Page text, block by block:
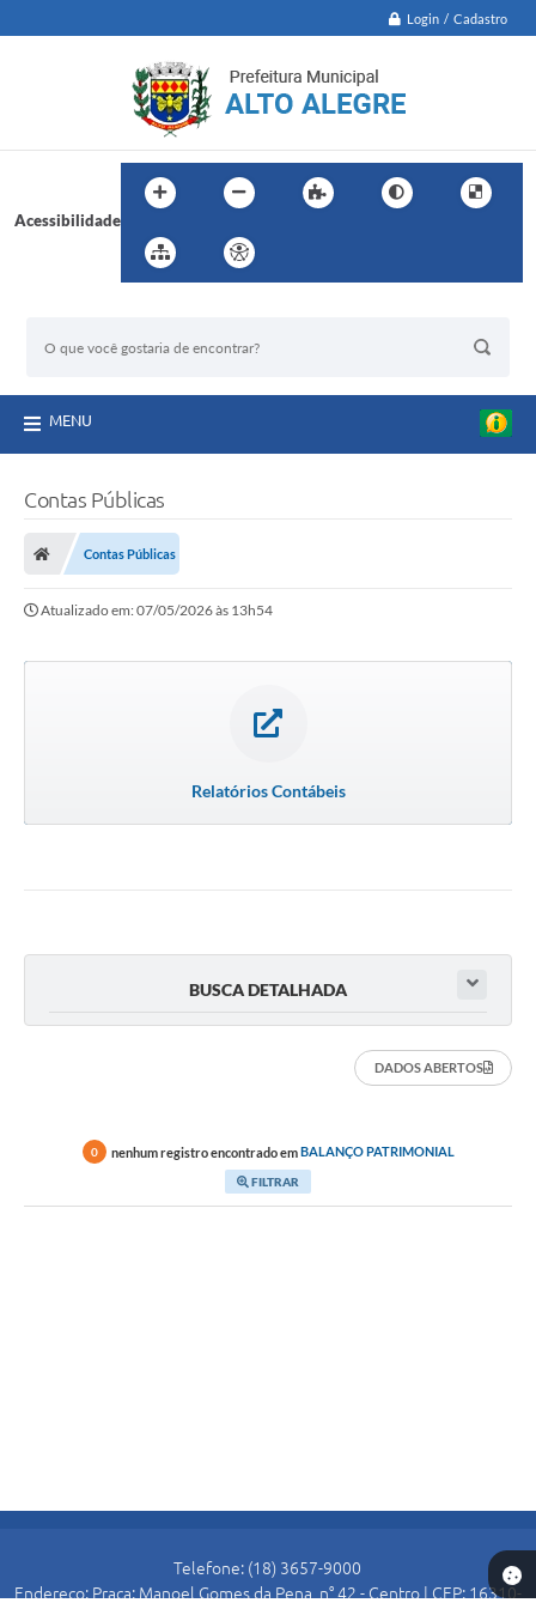
Login / Cadastro
Acessibilidade
MENU
Contas Públicas
Contas Públicas
Atualizado em: 07/05/2026 às 13h54
Relatórios Contábeis
BUSCA DETALHADA
DADOS ABERTOS
0 nenhum registro encontrado emBALANÇO PATRIMONIAL
FILTRAR
Telefone: (18) 3657-9000
Endereço: Praça: Manoel Gomes da Pena, n° 42 - Centro | CEP: 16310-